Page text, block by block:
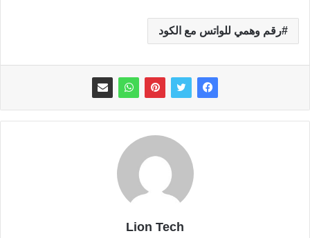
رقم وهمي للواتس مع الكود
Lion Tech